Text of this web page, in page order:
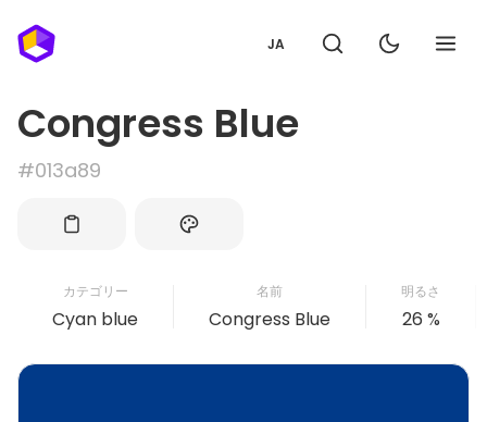
JA
Congress Blue
#013a89
カテゴリー
Cyan blue
名前
Congress Blue
明るさ
26 %